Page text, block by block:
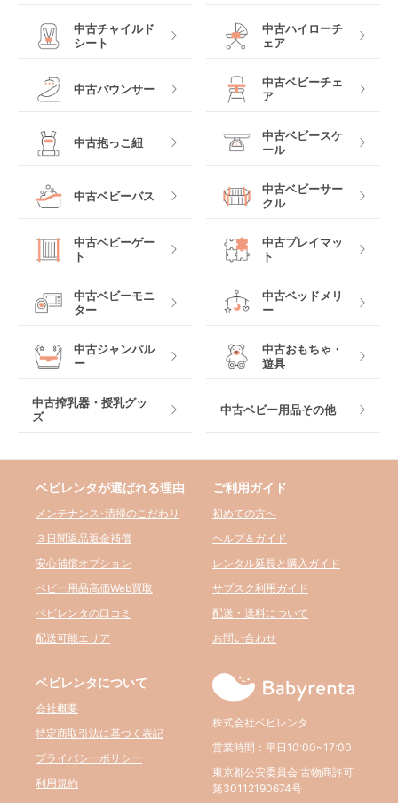
中古チャイルド
シート
中古ハイローチ
ェア
中古バウンサー
中古ベビーチェ
ア
中古抱っこ紐
中古ベビースケ
ール
中古ベビーバス
中古ベビーサー
クル
中古ベビーゲー
ト
中古プレイマッ
ト
中古ベビーモニ
ター
中古ベッドメリ
ー
中古ジャンパル
ー
中古おもちゃ・
遊具
中古搾乳器・授乳グッ
ズ
中古ベビー用品その他
ベビレンタが選ばれる理由
メンテナンス･清掃のこだわり
３日間返品返金補償
安心補償オプション
ベビー用品高価Web買取
ベビレンタの口コミ
配送可能エリア
ご利用ガイド
初めての方へ
ヘルプ＆ガイド
レンタル延長と購入ガイド
サブスク利用ガイド
配送・送料について
お問い合わせ
ベビレンタについて
会社概要
特定商取引法に基づく表記
プライバシーポリシー
利用規約
株式会社ベビレンタ
営業時間：平日10:00~17:00
東京都公安委員会 古物商許可
第30112190674号